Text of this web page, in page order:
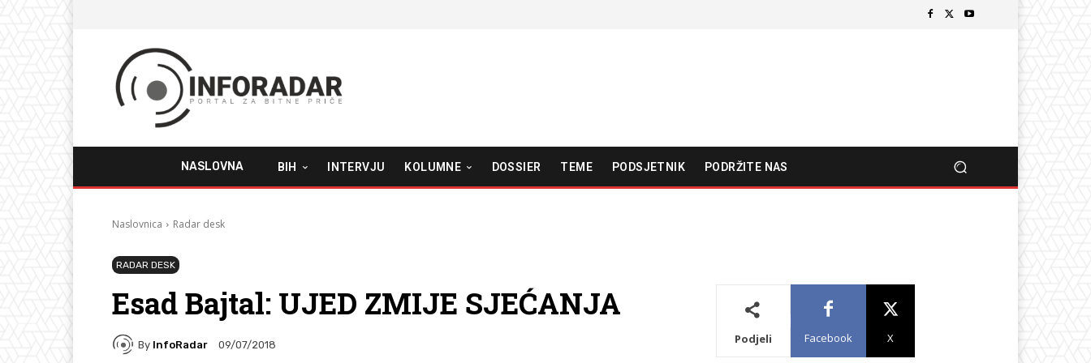
NASLOVNA BIH INTERVJU KOLUMNE DOSSIER TEME PODSJETNIK PODRŽITE NAS
Naslovnica Radar desk
RADAR DESK
Esad Bajtal: UJED ZMIJE SJEĆANJA
By InfoRadar 09/07/2018 Podjeli Facebook X